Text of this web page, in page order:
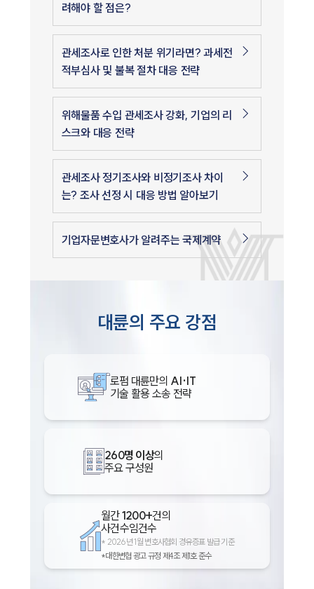
려해야 할 점은?
관세조사로 인한 처분 위기라면? 과세전
적부심사 및 불복 절차 대응 전략
위해물품 수입 관세조사 강화, 기업의 리
스크와 대응 전략
관세조사 정기조사와 비정기조사 차이
는? 조사 선정 시 대응 방법 알아보기
기업자문변호사가 알려주는 국제계약
대륜의 주요 강점
로펌 대륜만의 AI·IT
기술 활용 소송 전략
260명 이상의
주요 구성원
월간1200+건의
사건수임건수
* 2026년 1월 변호사협회 경유증표 발급 기준
*대한변협 광고 규정 제4조 제1호 준수